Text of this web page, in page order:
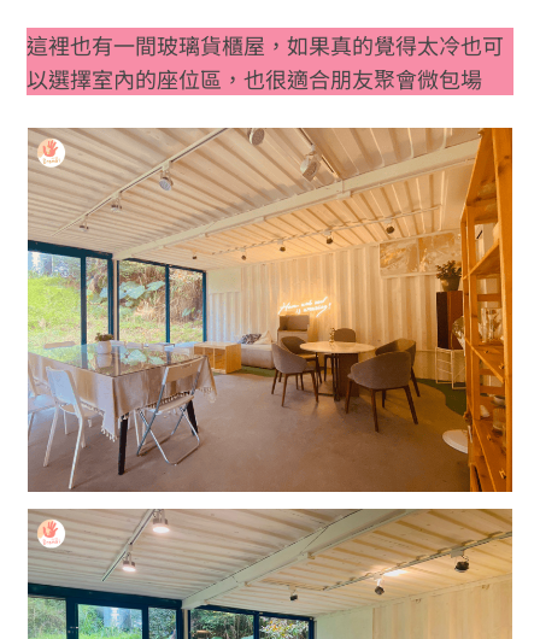
這裡也有一間玻璃貨櫃屋，如果真的覺得太冷也可
以選擇室內的座位區，也很適合朋友聚會微包場